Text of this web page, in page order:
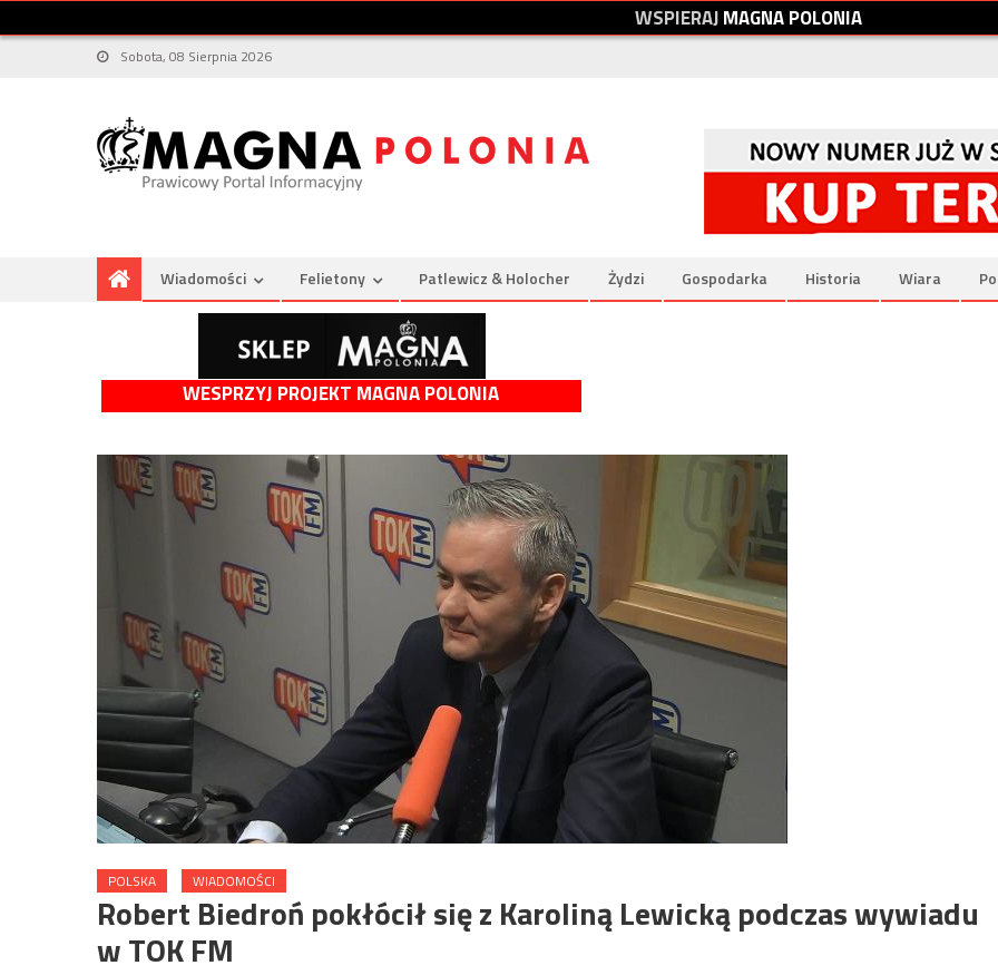
WSPIERAJMAGNAPOLONIA
Sobota, 08 Sierpnia 2026
Wiadomości Felietony Patlewicz & Holocher Żydzi Gospodarka Historia Wiara
WESPRZYJ PROJEKT MAGNA POLONIA
POLSKA WIADOMOŚCI
Robert Biedroń pokłócił się z Karoliną Lewicką podczas wywiadu
w TOK FM